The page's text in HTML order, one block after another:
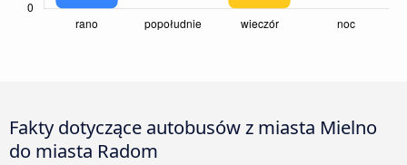
Fakty dotyczące autobusów z miasta Mielno
do miasta Radom